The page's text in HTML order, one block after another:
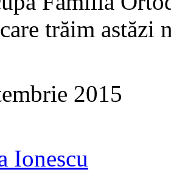
trăim astăzi
2015
Ionescu